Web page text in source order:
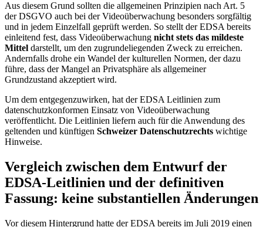
Aus diesem Grund sollten die allgemeinen Prinzipien nach Art. 5
der DSGVO auch bei der Videoüberwachung besonders sorgfältig
und in jedem Einzelfall geprüft werden. So stellt der EDSA bereits
einleitend fest, dass Videoüberwachung nicht stets das mildeste
Mittel darstellt, um den zugrundeliegenden Zweck zu erreichen.
Andernfalls drohe ein Wandel der kulturellen Normen, der dazu
führe, dass der Mangel an Privatsphäre als allgemeiner
Grundzustand akzeptiert wird.
Um dem entgegenzuwirken, hat der EDSA Leitlinien zum
datenschutzkonformen Einsatz von Videoüberwachung
veröffentlicht. Die Leitlinien liefern auch für die Anwendung des
geltenden und künftigen Schweizer Datenschutzrechts wichtige
Hinweise.
Vergleich zwischen dem Entwurf der
EDSA-Leitlinien und der definitiven
Fassung: keine substantiellen Änderungen
Vor diesem Hintergrund hatte der EDSA bereits im Juli 2019 einen